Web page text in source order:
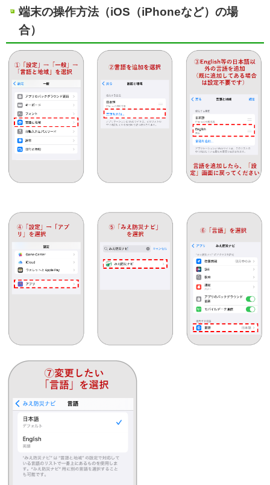
端末の操作方法（iOS（iPhoneなど）の場
合）